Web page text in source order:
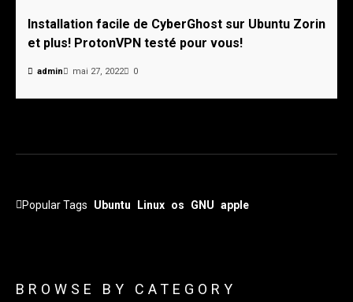
Installation facile de CyberGhost sur Ubuntu Zorin
et plus! ProtonVPN testé pour vous!
admin mai 27, 2022 0
Popular Tags Ubuntu Linux os GNU apple
BROWSE BY CATEGORY